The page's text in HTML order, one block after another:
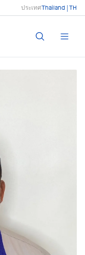
ประเทศThailand | TH